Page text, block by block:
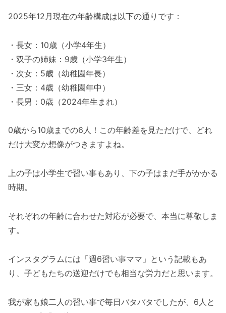
2025年12月現在の年齢構成は以下の通りです：
・長女：10歳（小学4年生）
・双子の姉妹：9歳（小学3年生）
・次女：5歳（幼稚園年長）
・三女：4歳（幼稚園年中）
・長男：0歳（2024年生まれ）
0歳から10歳までの6人！この年齢差を見ただけで、どれ
だけ大変か想像がつきますよね。
上の子は小学生で習い事もあり、下の子はまだ手がかかる
時期。
それぞれの年齢に合わせた対応が必要で、本当に尊敬しま
す。
インスタグラムには「週6習い事ママ」という記載もあ
り、子どもたちの送迎だけでも相当な労力だと思います。
我が家も娘二人の習い事で毎日バタバタでしたが、6人と